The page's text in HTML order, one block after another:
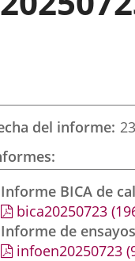
del informe
Informe BICA de
bica20250723
Informe de
infoen20250723